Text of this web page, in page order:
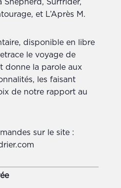
et L’Après M.
disponible en libre
le voyage de
donne la parole aux
les faisant
de notre rapport au
sur le site :